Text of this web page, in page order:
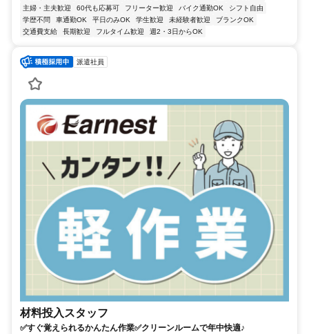
主婦・主夫歓迎
60代も応募可 フリーター歓迎 バイク通勤OK
シフト自由
学歴不問
車通勤OK 平日のみOK 学生歓迎 未経験者歓迎
ブランクOK
交通費支給
長期歓迎 フルタイム歓迎 週2・3日からOK
派遣社員
材料投入スタッフ
✅すぐ覚えられるかんたん作業✅クリーンルームで年中快適♪